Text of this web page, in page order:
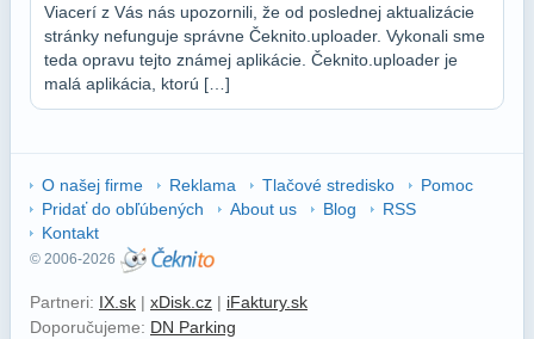
Viacerí z Vás nás upozornili, že od poslednej aktualizácie
stránky nefunguje správne Čeknito.uploader. Vykonali sme
teda opravu tejto známej aplikácie. Čeknito.uploader je
malá aplikácia, ktorú […]
O našej firme Reklama Tlačové stredisko
Pomoc
Pridať do obľúbených
About us Blog
RSS
Kontakt
© 2006-2026
Partneri: IX.sk | xDisk.cz | iFaktury.sk
Doporučujeme: DN Parking